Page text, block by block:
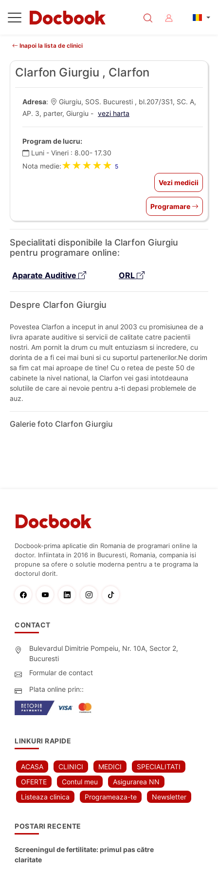
Inapoi la lista de clinici
Clarfon Giurgiu , Clarfon
Adresa:
Giurgiu, SOS. Bucuresti , bl.207/3S1, SC. A,
AP. 3, parter, Giurgiu - vezi harta
Program de lucru:
Luni - Vineri : 8.00- 17.30
Nota medie:★★★★★ 5
Vezi medicii
Programare
Specialitati disponibile la Clarfon Giurgiu
pentru programare online:
Aparate Auditive ORL
Despre Clarfon Giurgiu
Povestea Clarfon a inceput in anul 2003 cu promisiunea de a
livra aparate auditive si servicii de calitate catre pacientii
nostri. Am pornit la drum cu mult entuziasm si incredere, cu
dorinta de a fi cei mai buni si cu suportul partenerilor.Ne dorim
sa fim cat mai aproape de tine! Cu o retea de peste 50 de
cabinete la nivel national, la Clarfon vei gasi intotdeauna
solutiile de care ai nevoie pentru a-ti depasi problemele de
auz.
Galerie foto Clarfon Giurgiu
Docbook-prima aplicatie din Romania de programari online la
doctor. Infiintata in 2016 in Bucuresti, Romania, compania isi
propune sa ofere o solutie moderna pentru a te programa la
doctorul dorit.
CONTACT
Bulevardul Dimitrie Pompeiu, Nr. 10A, Sector 2,
Bucuresti
Formular de contact
Plata online prin::
LINKURI RAPIDE
ACASA CLINICI MEDICI
SPECIALITATI
OFERTE
Contul meu
Asigurarea NN
Listeaza clinica
Programeaza-te Newsletter
POSTARI RECENTE
Screeningul de fertilitate: primul pas către
claritate